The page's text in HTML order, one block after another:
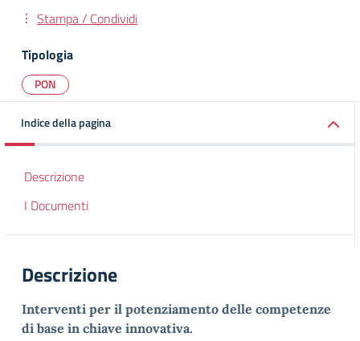
Stampa / Condividi
Tipologia
PON
Indice della pagina
Descrizione
I Documenti
Descrizione
Interventi per il potenziamento delle competenze
di base in chiave innovativa.